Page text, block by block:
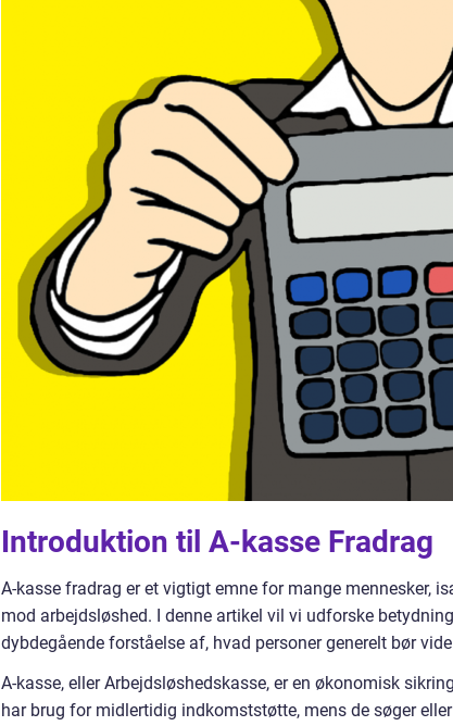
Introduktion til A-kasse Fradrag
A-kasse fradrag er et vigtigt emne for mange mennesker,
mod arbejdsløshed. I denne artikel vil vi udforske
dybdegående forståelse af, hvad personer generelt bør
A-kasse, eller Arbejdsløshedskasse, er en økonomisk
har brug for midlertidig indkomststøtte, mens de søger